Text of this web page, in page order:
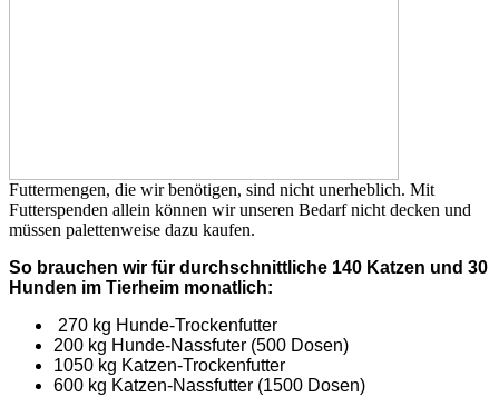
Futtermengen, die wir benötigen, sind nicht unerheblich. Mit
Futterspenden allein können wir unseren Bedarf nicht decken und
müssen palettenweise dazu kaufen.
So brauchen wir für durchschnittliche 140 Katzen und 30
Hunden im Tierheim monatlich:
270 kg Hunde-Trockenfutter
200 kg Hunde-Nassfuter (500 Dosen)
1050 kg Katzen-Trockenfutter
600 kg Katzen-Nassfutter (1500 Dosen)